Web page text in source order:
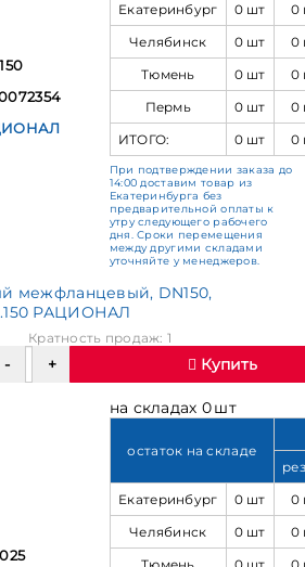
Екатеринбург
0 шт
0
Челябинск
0 шт
0
Тюмень
0 шт
0
Пермь
0 шт
0
ИТОГО:
0 шт 0
При подтверждении заказа до
14:00 доставим товар из
Екатеринбурга без
предварительной оплаты к
утру следующего рабочего
дня. Сроки перемещения
между другими складами
уточняйте у менеджеров.
межфланцевый, DN150,
РАЦИОНАЛ
Кратность продаж: 1
Купить
на складах 0 шт
остаток на складе
Екатеринбург
0 шт
0
Челябинск
0 шт
0